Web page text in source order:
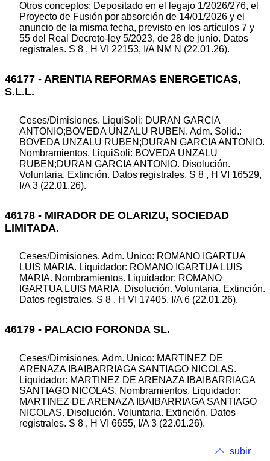
Otros conceptos: Depositado en el legajo 1/2026/276, el
Proyecto de Fusión por absorción de 14/01/2026 y el
anuncio de la misma fecha, previsto en los artículos 7 y
55 del Real Decreto-ley 5/2023, de 28 de junio. Datos
registrales. S 8 , H VI 22153, I/A NM N (22.01.26).
46177 - ARENTIA REFORMAS ENERGETICAS,
S.L.L.
Ceses/Dimisiones. LiquiSoli: DURAN GARCIA
ANTONIO;BOVEDA UNZALU RUBEN. Adm. Solid.:
BOVEDA UNZALU RUBEN;DURAN GARCIA ANTONIO.
Nombramientos. LiquiSoli: BOVEDA UNZALU
RUBEN;DURAN GARCIA ANTONIO. Disolución.
Voluntaria. Extinción. Datos registrales. S 8 , H VI 16529,
I/A 3 (22.01.26).
46178 - MIRADOR DE OLARIZU, SOCIEDAD
LIMITADA.
Ceses/Dimisiones. Adm. Unico: ROMANO IGARTUA
LUIS MARIA. Liquidador: ROMANO IGARTUA LUIS
MARIA. Nombramientos. Liquidador: ROMANO
IGARTUA LUIS MARIA. Disolución. Voluntaria. Extinción.
Datos registrales. S 8 , H VI 17405, I/A 6 (22.01.26).
46179 - PALACIO FORONDA SL.
Ceses/Dimisiones. Adm. Unico: MARTINEZ DE
ARENAZA IBAIBARRIAGA SANTIAGO NICOLAS.
Liquidador: MARTINEZ DE ARENAZA IBAIBARRIAGA
SANTIAGO NICOLAS. Nombramientos. Liquidador:
MARTINEZ DE ARENAZA IBAIBARRIAGA SANTIAGO
NICOLAS. Disolución. Voluntaria. Extinción. Datos
registrales. S 8 , H VI 6655, I/A 3 (22.01.26).
subir